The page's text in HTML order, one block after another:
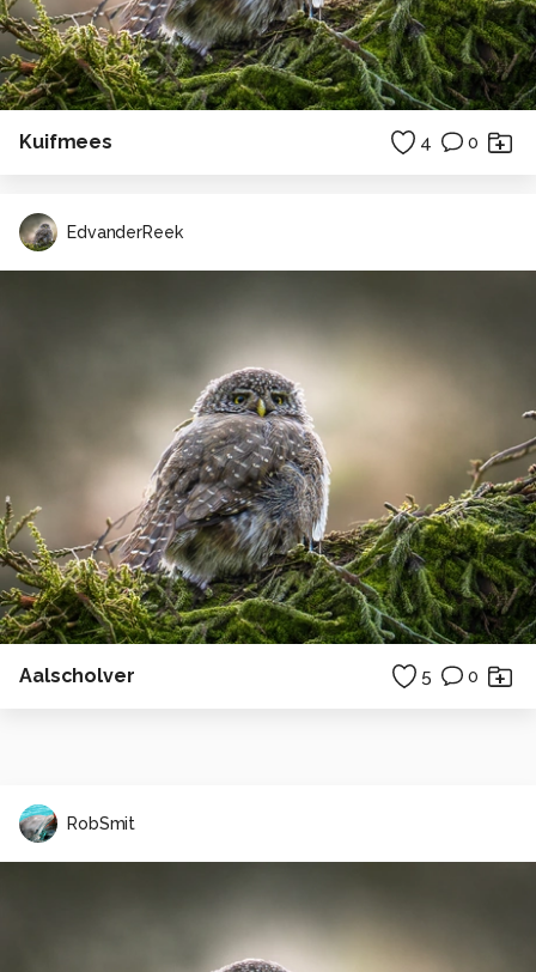
Kuifmees 4 0
EdvanderReek
Aalscholver 5 0
RobSmit